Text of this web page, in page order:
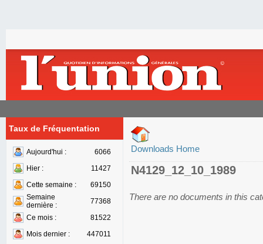
Taux de Fréquentation
Aujourd'hui :
6066
Hier :
11427
Cette semaine :
69150
Semaine
dernière :
77368
Ce mois :
81522
Mois dernier :
447011
Downloads Home
N4129_12_10_1989
There are no documents in this